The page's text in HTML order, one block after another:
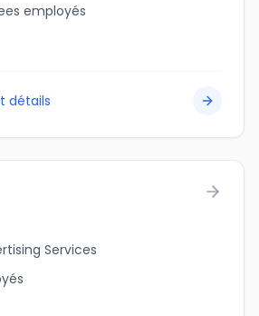
employés
détails
Services